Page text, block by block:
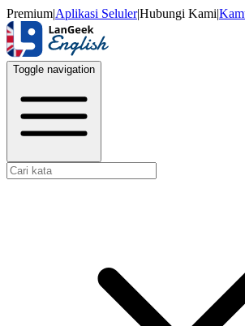
Premium|Aplikasi Seluler|Hubungi Kami|
Toggle navigation